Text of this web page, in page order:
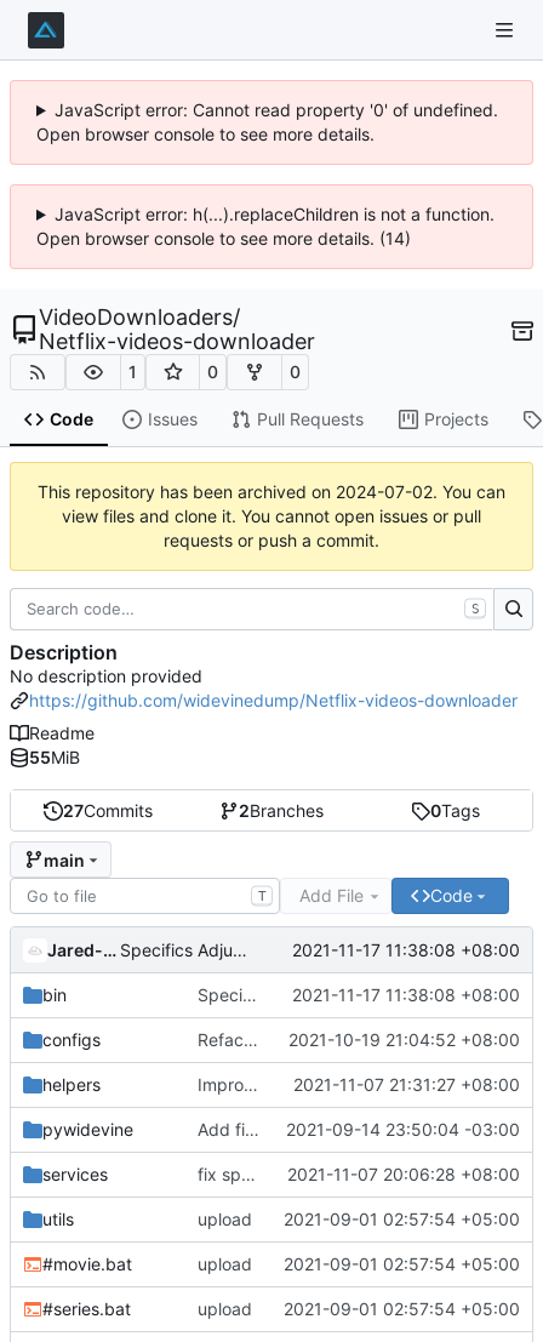
JavaScript error: Cannot read property '0' of undefined.
Open browser console to see more details.
JavaScript error: h(...).replaceChildren is not a function.
Open browser console to see more details. (14)
VideoDownloaders/
Netflix-videos-downloader
1 0 0
Code Issues Pull Requests Projects
This repository has been archived on 2024-07-02. You can
view files and clone it. You cannot open issues or pull
requests or push a commit.
27Commits 2Branches 0Tags
main
T Add File Code
Jared-02 Specifics Adjustment 2021-11-17 11:38:08 +08:00
bin Specifics Adjustment 2021-11-17 11:38:08 +08:00
configs Refactored Aria2c Settings 2021-10-19 21:04:52 +08:00
helpers Improve the check main or high module 2021-11-07 21:31:27 +08:00
pywidevine Add files via upload 2021-09-14 23:50:04 -03:00
services fix spelling mistakes 2021-11-07 20:06:28 +08:00
utils upload 2021-09-01 02:57:54 +05:00
#movie.bat upload 2021-09-01 02:57:54 +05:00
#series.bat upload 2021-09-01 02:57:54 +05:00
S
Description
No description provided
https://github.com/widevinedump/Netflix-videos-downloader
Readme
55MiB